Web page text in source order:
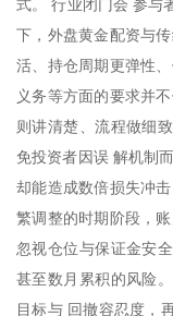
式。 行业闭门会 参与
下，外盘黄金配资与
活、持仓周期更弹性
义务等方面的要求并
则讲清楚、流程做细
免投资者因误 解机制
却能造成数倍损失冲
繁调整的时期阶段，
忽视仓位与保证金安
甚至数月累积的风险
目标与 回撤容忍度，